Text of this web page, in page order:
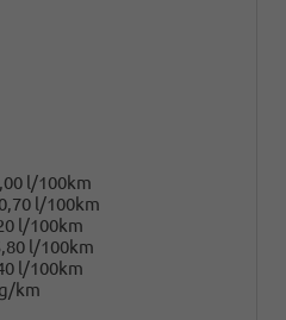
l/100km
l/100km
l/100km
l/100km
l/100km
km